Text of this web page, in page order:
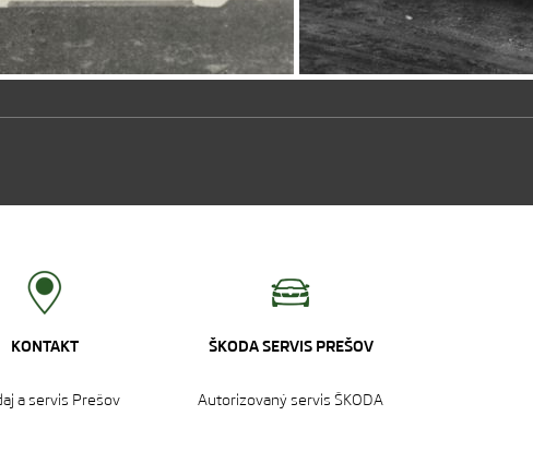
KONTAKT
a servis Prešov
ŠKODA SERVIS PREŠOV
Autorizovaný servis ŠKODA